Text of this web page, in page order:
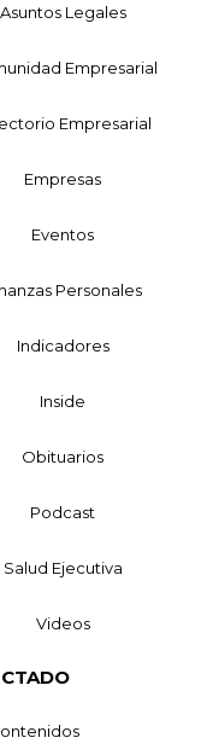
Asuntos Legales
Empresarial
Empresarial
Empresas
Eventos
Personales
Indicadores
Inside
Obituarios
Podcast
Salud Ejecutiva
Videos